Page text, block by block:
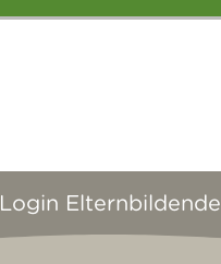
Login Elternbildende